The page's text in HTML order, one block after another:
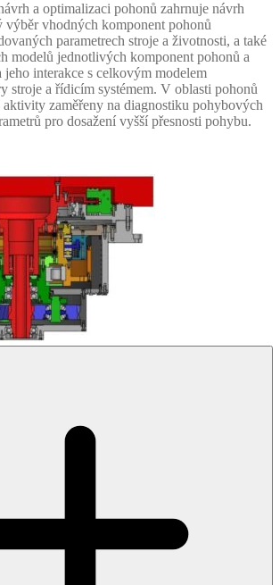
a optimalizaci pohonů zahrnuje návrh
vhodných komponent pohonů
parametrech stroje a životnosti, a také
modelů jednotlivých komponent pohonů a
interakce s celkovým modelem
stroje a řídicím systémem. V oblasti pohonů
zaměřeny na diagnostiku pohybových
pro dosažení vyšší přesnosti pohybu.